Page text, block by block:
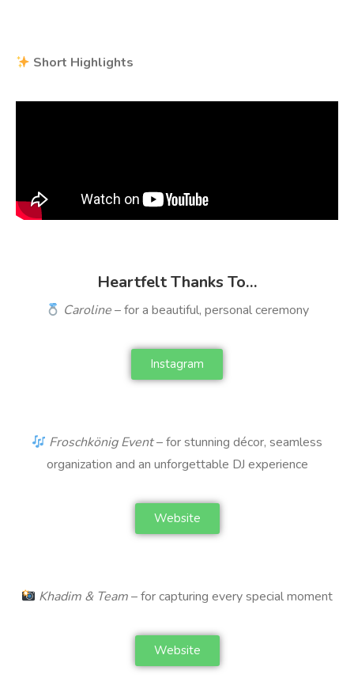
Short Highlights
Heartfelt Thanks To…
Caroline– for a beautiful, personal ceremony
Instagram
Froschkönig Event– for stunning décor, seamless
organization and an unforgettable DJ experience
Website
Khadim & Team– for capturing every special moment
Website